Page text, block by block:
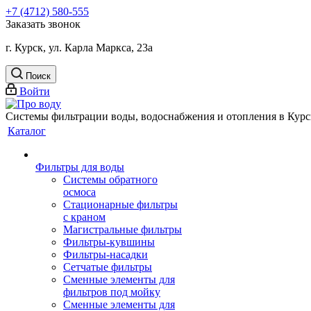
+7 (4712) 580-555
Заказать звонок
г. Курск, ул. Карла Маркса, 23а
Поиск
Войти
Системы фильтрации воды, водоснабжения и отопления в
Каталог
Фильтры для воды
Системы обратного
осмоса
Стационарные фильтры
с краном
Магистральные фильтры
Фильтры-кувшины
Фильтры-насадки
Сетчатые фильтры
Сменные элементы для
фильтров под мойку
Сменные элементы для